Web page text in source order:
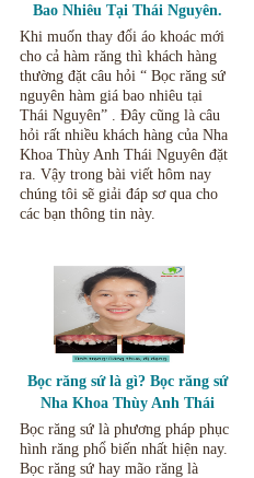
Bao Nhiêu Tại Thái Nguyên.
Khi muốn thay đổi áo khoác mới
cho cả hàm răng thì khách hàng
thường đặt câu hỏi “ Bọc răng sứ
nguyên hàm giá bao nhiêu tại
Thái Nguyên” . Đây cũng là câu
hỏi rất nhiều khách hàng của Nha
Khoa Thùy Anh Thái Nguyên đặt
ra. Vậy trong bài viết hôm nay
chúng tôi sẽ giải đáp sơ qua cho
các bạn thông tin này.
Bọc răng sứ là gì? Bọc răng sứ
Nha Khoa Thùy Anh Thái
Nguyên.
Bọc răng sứ là phương pháp phục
hình răng phổ biến nhất hiện nay.
Bọc răng sứ hay mão răng là